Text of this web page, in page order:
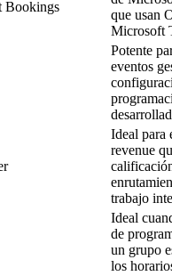
Bookings
que usan
Microsoft
Potente
eventos
Ideal para
revenue
trabajo
Ideal
de
un grupo
los